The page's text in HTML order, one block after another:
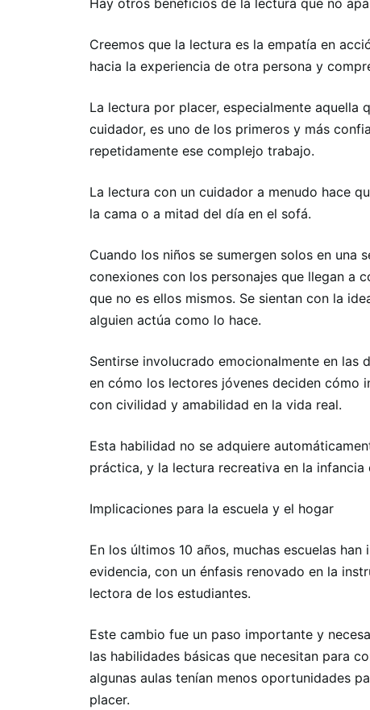
Hay otros beneficios de la lectura que no
Creemos que la lectura es la empatía en
hacia la experiencia de otra persona y
La lectura por placer, especialmente aquella
cuidador, es uno de los primeros y más
repetidamente ese complejo trabajo.
La lectura con un cuidador a menudo hace
la cama o a mitad del día en el sofá.
Cuando los niños se sumergen solos en una
conexiones con los personajes que llegan a
que no es ellos mismos. Se sientan con la
alguien actúa como lo hace.
Sentirse involucrado emocionalmente en las
en cómo los lectores jóvenes deciden cómo
con civilidad y amabilidad en la vida real.
Esta habilidad no se adquiere
práctica, y la lectura recreativa en la
Implicaciones para la escuela y el hogar
En los últimos 10 años, muchas escuelas
evidencia, con un énfasis renovado en la
lectora de los estudiantes.
Este cambio fue un paso importante y
las habilidades básicas que necesitan para
algunas aulas tenían menos oportunidades
placer.